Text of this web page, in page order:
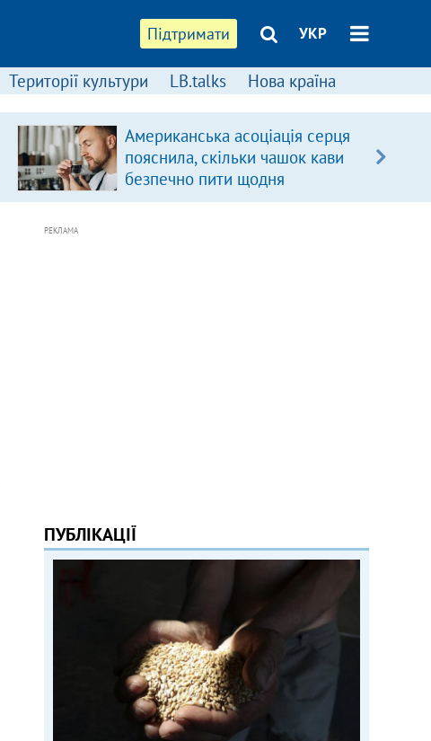
Підтримати УКР
Території культури LB.talks Нова країна
Американська асоціація серця
пояснила, скільки чашок кави
безпечно пити щодня
РЕКЛАМА
ПУБЛІКАЦІЇ